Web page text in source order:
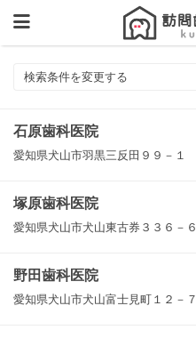
検索条件を変更する
石原歯科医院
愛知県犬山市羽黒三反田９９－１
塚原歯科医院
愛知県犬山市犬山東古券３３６－６
野田歯科医院
愛知県犬山市犬山富士見町１２－７